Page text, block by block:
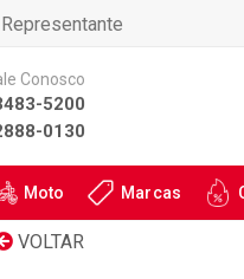
Conosco
5200
0130
Moto Marcas
VOLTAR